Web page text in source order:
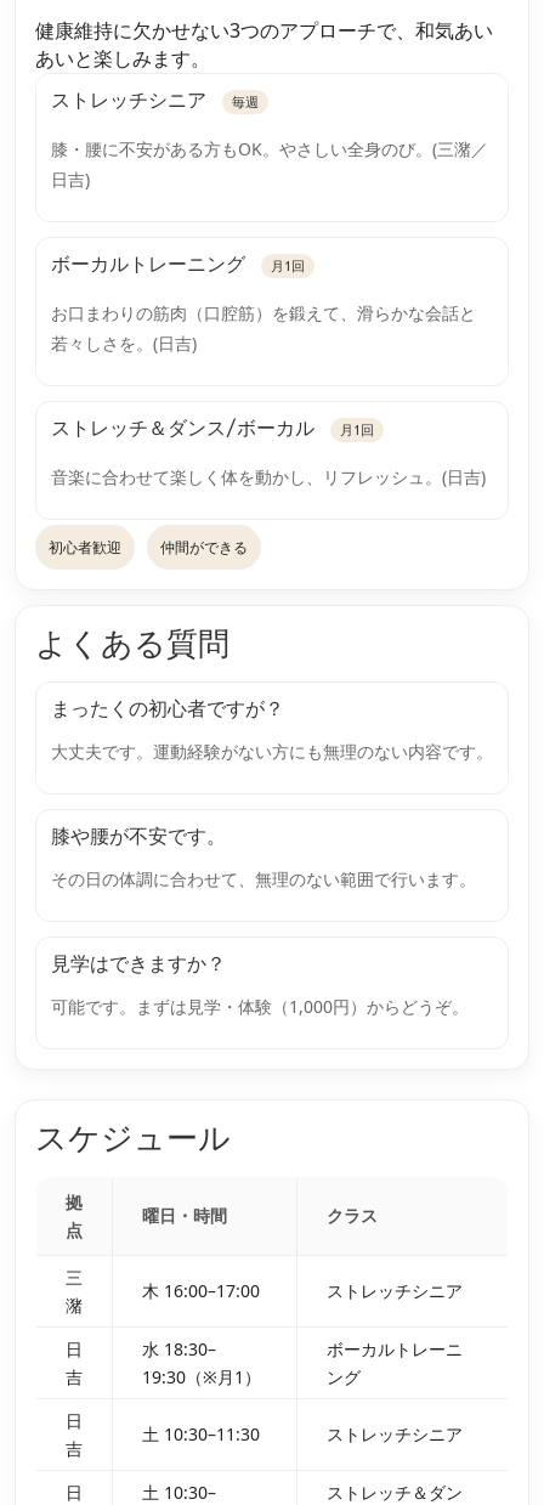
健康維持に欠かせない3つのアプローチで、和気あい
あいと楽しみます。
ストレッチシニア
毎週
膝・腰に不安がある方もOK。やさしい全身のび。(三潴／
日吉)
ボーカルトレーニング 月1回
お口まわりの筋肉（口腔筋）を鍛えて、滑らかな会話と
若々しさを。(日吉)
ストレッチ＆ダンス/ボーカル 月1回
音楽に合わせて楽しく体を動かし、リフレッシュ。(日吉)
初心者歓迎 仲間ができる
よくある質問
まったくの初心者ですが？
大丈夫です。運動経験がない方にも無理のない内容です。
膝や腰が不安です。
その日の体調に合わせて、無理のない範囲で行います。
見学はできますか？
可能です。まずは見学・体験（1,000円）からどうぞ。
スケジュール
拠
点
曜日・時間 クラス
三
潴
木 16:00–17:00 ストレッチシニア
日
吉
水 18:30–
19:30（※月1）
ボーカルトレーニ
ング
日
吉
土 10:30–11:30 ストレッチシニア
日
土 10:30–
ストレッチ＆ダン